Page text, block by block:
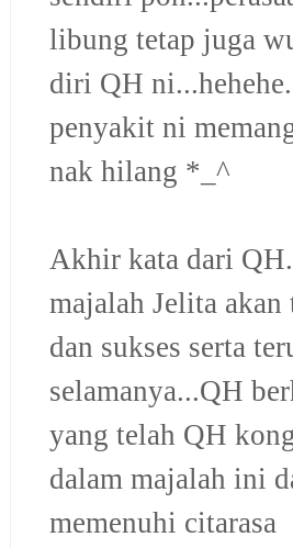
libung tetap juga
diri QH
penyakit ni
nak hilang *_^
Akhir kata dari
majalah Jelita akan
dan sukses serta
selamanya...QH
yang telah QH
dalam majalah ini
memenuhi citarasa